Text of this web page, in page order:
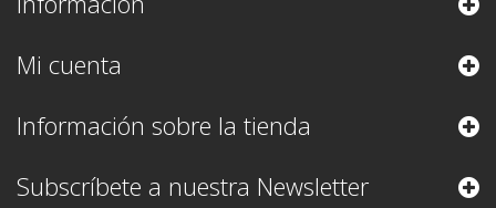
Mi cuenta
Información sobre la tienda
Subscríbete a nuestra Newsletter